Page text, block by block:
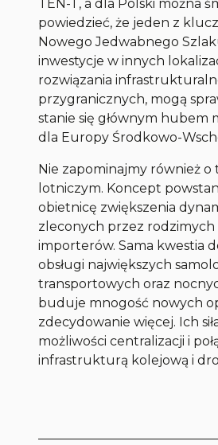
TEN-T, a dla Polski można
powiedzieć, że jeden z
Nowego Jedwabnego
inwestycje w innych
rozwiązania
przygranicznych, mogą
stanie się głównym
dla Europy Środkowo-
Nie zapominajmy również o
lotniczym. Koncept
obietnicę zwiększenia
zleconych przez
importerów. Sama kwestia
obsługi największych
transportowych oraz
buduje mnogość nowych
zdecydowanie więcej. Ich
możliwości centralizacji i
infrastrukturą kolejową i